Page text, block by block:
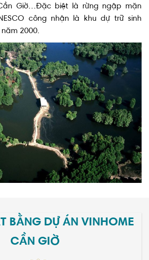
công nhận là khu dự trữ sinh
2000.
CẦN GIỜ